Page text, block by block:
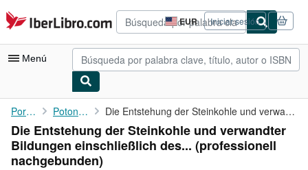
Pasar al contenido principal
IberLibro.com EUR
Preferencias
de
compra
del
Iniciar sesión
Menú
Mi cuenta
Consultar mis pedidos
Búsqueda avanzada
Portada Potonié, H. Die Entstehung der Steinkohle und verwandter Bildungen ...
Die Entstehung der Steinkohle und verwandter
Bildungen einschließlich des... (professionell
nachgebunden)